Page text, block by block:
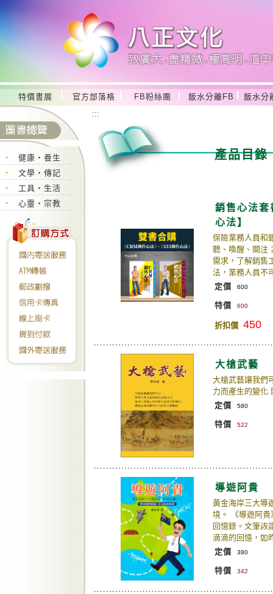
特價書展 官方部落格 FB粉絲團 飯水分離FB 飯水分
健康‧養生
文學‧傳記
工具‧生活
心靈‧宗教
:::
產品目錄
銷售心法
心法】
保險業務人員和
聽、喚醒、關注
需求，了解銷售
法，業務人員不
定價
600
特價 600
折扣價 450
大槍武藝
大槍武藝讓我們
力而產生的變化
定價
580
特價 522
導遊阿貴
黃金海岸三大導
境。 《導遊阿
回憶錄。文筆詼
滴滴的回憶，
定價
380
特價 342